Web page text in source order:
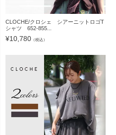
CLOCHE/クロシェ シアーニットロゴT
シャツ 652-855...
¥10,780 （税込）